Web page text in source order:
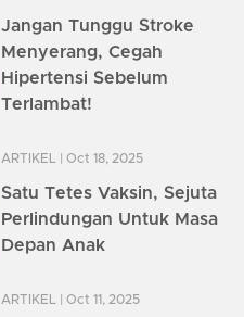
Jangan Tunggu Stroke
Menyerang, Cegah
Hipertensi Sebelum
Terlambat!
ARTIKEL | Oct 18, 2025
Satu Tetes Vaksin, Sejuta
Perlindungan Untuk Masa
Depan Anak
ARTIKEL | Oct 11, 2025